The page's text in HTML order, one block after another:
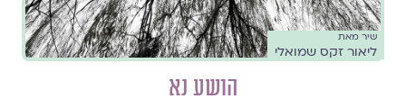
שיר מאת
ליאור זקס שמואלי
הושע נא